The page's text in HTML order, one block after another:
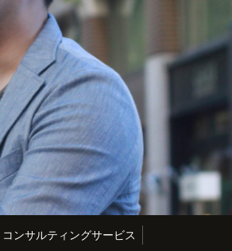
コンサルティングサービス